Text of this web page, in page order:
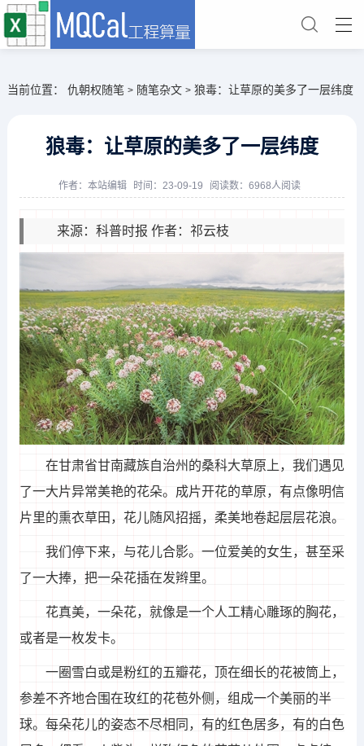
当前位置： 仇朝权随笔 > 随笔杂文 > 狼毒：让草原的美多了一层纬度
狼毒：让草原的美多了一层纬度
作者：本站编辑 时间：23-09-19 阅读数：6968人阅读
来源：科普时报 作者：祁云枝
在甘肃省甘南藏族自治州的桑科大草原上，我们遇见
了一大片异常美艳的花朵。成片开花的草原，有点像明信
片里的熏衣草田，花儿随风招摇，柔美地卷起层层花浪。
我们停下来，与花儿合影。一位爱美的女生，甚至采
了一大捧，把一朵花插在发辫里。
花真美，一朵花，就像是一个人工精心雕琢的胸花，
或者是一枚发卡。
一圈雪白或是粉红的五瓣花，顶在细长的花被筒上，
参差不齐地合围在玫红的花苞外侧，组成一个美丽的半
球。每朵花儿的姿态不尽相同，有的红色居多，有的白色